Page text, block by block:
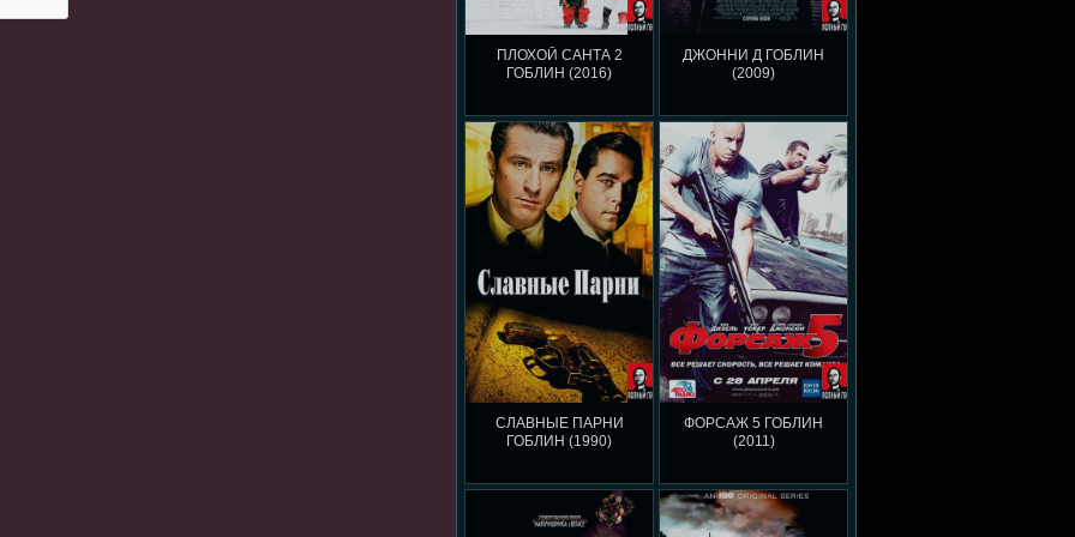
ПЛОХОЙ САНТА 2
ГОБЛИН (2016)
ДЖОННИ Д ГОБЛИН
(2009)
СЛАВНЫЕ ПАРНИ
ГОБЛИН (1990)
ФОРСАЖ 5 ГОБЛИН
(2011)